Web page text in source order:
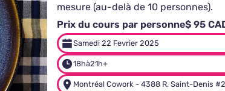
mesure (au-delà de 10 personnes).
Prix du cours par personne$ 95
Samedi 22 Fevrier 2025
18hà21h+
Montréal Cowork - 4388 R. Saint-Denis